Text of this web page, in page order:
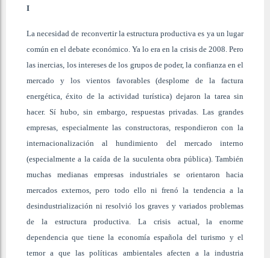
I
La necesidad de reconvertir la estructura productiva es ya un lugar
común en el debate económico. Ya lo era en la crisis de 2008. Pero
las inercias, los intereses de los grupos de poder, la confianza en el
mercado y los vientos favorables (desplome de la factura
energética, éxito de la actividad turística) dejaron la tarea sin
hacer. Sí hubo, sin embargo, respuestas privadas. Las grandes
empresas, especialmente las constructoras, respondieron con la
internacionalización al hundimiento del mercado interno
(especialmente a la caída de la suculenta obra pública). También
muchas medianas empresas industriales se orientaron hacia
mercados externos, pero todo ello ni frenó la tendencia a la
desindustrialización ni resolvió los graves y variados problemas
de la estructura productiva. La crisis actual, la enorme
dependencia que tiene la economía española del turismo y el
temor a que las políticas ambientales afecten a la industria